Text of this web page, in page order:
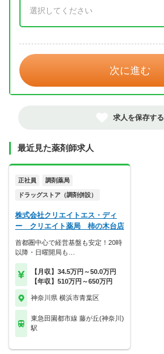
次に進む
求人を保存する
最近見た薬剤師求人
正社員 調剤薬局
ドラッグストア（調剤併設）
株式会社クリエイトエス・ディ
ー クリエイト薬局 柿の木台店
首都圏中心で経営基盤も安定！20時
以降・日曜開局も…
【月収】34.5万円～50.0万円
【年収】510万円～650万円
神奈川県 横浜市青葉区
東急田園都市線 藤が丘(神奈川)
駅